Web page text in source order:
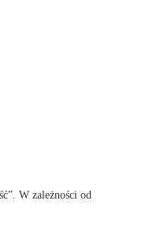
W zależności od